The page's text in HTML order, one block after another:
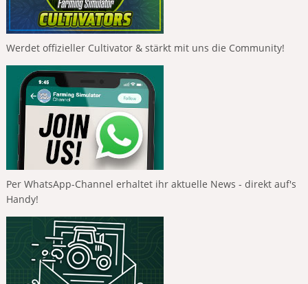
Werdet offizieller Cultivator & stärkt mit uns die Community!
Per WhatsApp-Channel erhaltet ihr aktuelle News - direkt auf's
Handy!